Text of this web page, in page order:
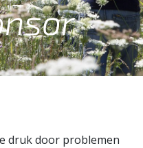
druk door problemen